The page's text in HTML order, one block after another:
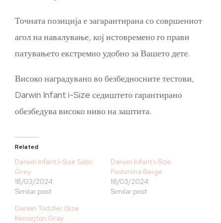
Точната позиција е загарантирана со совршениот
агол на навалување, кој истовремено го прави
патувањето екстремно удобно за Вашето дете.
Високо наградувано во безбедносните тестови,
Darwin Infant i-Size седиштето гарантирано
обезбедува високо ниво на заштита.
Related
Darwin Infant i-Size Satin
Grey
18/03/2024
Similar post
Darwin Infant i-Size
Pashmina Beige
18/03/2024
Similar post
Darwin Toddler iSize
Kensigton Gray